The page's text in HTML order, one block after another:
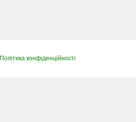
Політика конфіденційності